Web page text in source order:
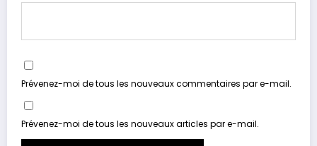
Prévenez-moi de tous les nouveaux commentaires par e-mail.
Prévenez-moi de tous les nouveaux articles par e-mail.